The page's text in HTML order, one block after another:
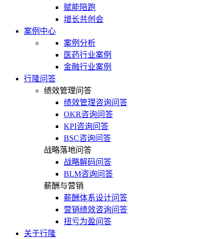
赋能陪跑
增长共创会
案例中心
案例分析
医药行业案例
金融行业案例
行隆问答
绩效管理问答
绩效管理咨询问答
OKR咨询问答
KPI咨询问答
BSC咨询问答
战略落地问答
战略解码问答
BLM咨询问答
薪酬与营销
薪酬体系设计问答
营销绩效咨询问答
扭亏为盈问答
关于行隆